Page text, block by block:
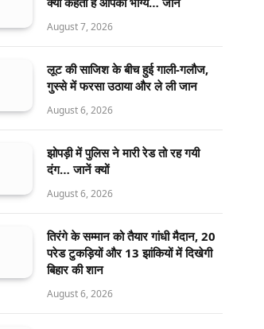
August 7, 2026
लूट की साजिश के बीच हुई गाली-गलौज,
गुस्से में फरसा उठाया और ले ली जान
August 6, 2026
झोपड़ी में पुलिस ने मारी रेड तो रह गयी
दंग… जानें क्यों
August 6, 2026
तिरंगे के सम्मान को तैयार गांधी मैदान, 20
परेड टुकड़ियों और 13 झांकियों में दिखेगी
बिहार की शान
August 6, 2026